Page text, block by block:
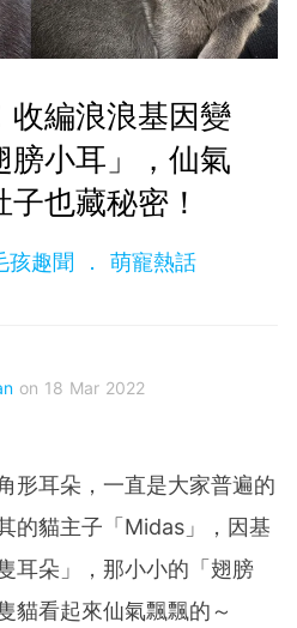
收編浪浪基因變
膀小耳」，仙氣
也藏秘密！
孩趣聞 萌寵熱話
on 18 Mar 2022
形耳朵，一直是大家普遍的
的貓主子「Midas」，因基
耳朵」，那小小的「翅膀
貓看起來仙氣飄飄的～